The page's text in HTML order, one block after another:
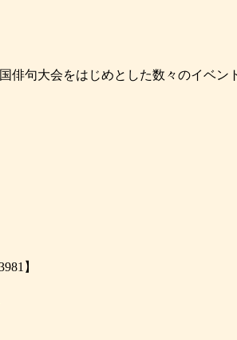
句大会をはじめとした数々のイベン
】